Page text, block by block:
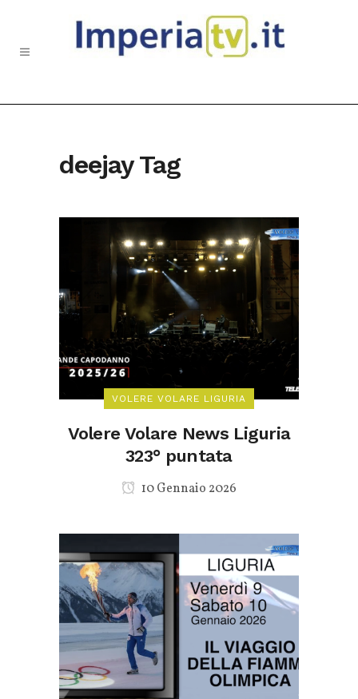
deejay Tag
VOLERE VOLARE LIGURIA
Volere Volare News Liguria
323° puntata
10 Gennaio 2026